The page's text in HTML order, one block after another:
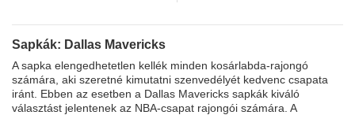
Sapkák: Dallas Mavericks
A sapka elengedhetetlen kellék minden kosárlabda-rajongó
számára, aki szeretné kimutatni szenvedélyét kedvenc csapata
iránt. Ebben az esetben a Dallas Mavericks sapkák kiváló
választást jelentenek az NBA-csapat rajongói számára. A